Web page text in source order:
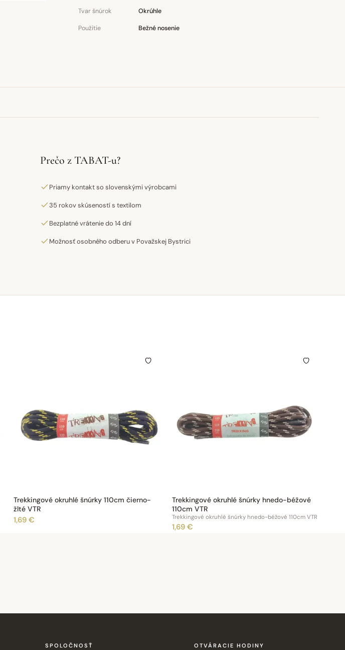
Tvar šnúrok Okrúhle
Použitie Bežné nosenie
Prečo z TABAT-u?
Priamy kontakt so slovenskými výrobcami
35 rokov skúseností s textilom
Bezplatné vrátenie do 14 dní
Možnosť osobného odberu v Považskej Bystrici
Trekkingové okruhlé šnúrky 110cm čierno-
žlté VTR
1,69 €
Trekkingové okruhlé šnúrky hnedo-béžové
110cm VTR
Trekkingové okruhlé šnúrky hnedo-béžové 110cm VTR
1,69 €
SPOLOČNOSŤ OTVÁRACIE HODINY